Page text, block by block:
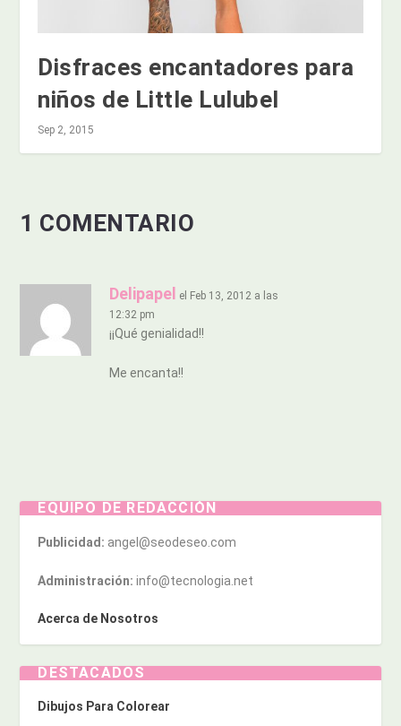
Disfraces encantadores para
niños de Little Lulubel
Sep 2, 2015
1 COMENTARIO
Delipapel
el Feb 13, 2012 a las
12:32 pm
¡¡Qué genialidad!!
Me encanta!!
EQUIPO DE REDACCIÓN
Publicidad: angel@seodeseo.com
Administración: info@tecnologia.net
Acerca de Nosotros
DESTACADOS
Dibujos Para Colorear